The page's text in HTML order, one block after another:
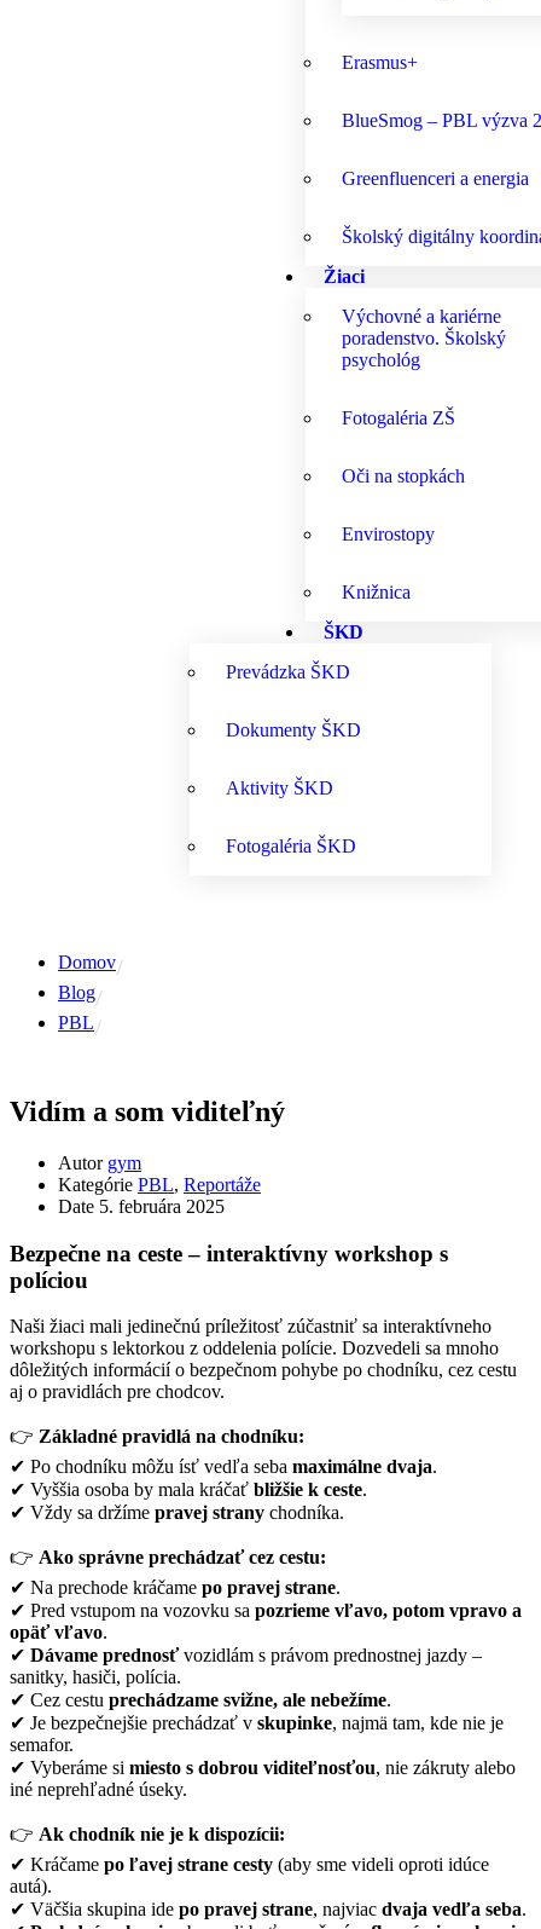
Erasmus+
BlueSmog – PBL výzva
Greenfluenceri a energia
Školský digitálny
Žiaci
Výchovné a kariérne
poradenstvo. Školský
psychológ
Fotogaléria ZŠ
Oči na stopkách
Envirostopy
Knižnica
ŠKD
Prevádzka ŠKD
Dokumenty ŠKD
Aktivity ŠKD
Fotogaléria ŠKD
Domov
Blog
PBL
Vidím a som viditeľný
Autor gym
Kategórie PBL, Reportáže
Date 5. februára 2025
Bezpečne na ceste – interaktívny workshop s
políciou
Naši žiaci mali jedinečnú príležitosť zúčastniť sa interaktívneho
workshopu s lektorkou z oddelenia polície. Dozvedeli sa mnoho
dôležitých informácií o bezpečnom pohybe po chodníku, cez cestu
aj o pravidlách pre chodcov.
👉 Základné pravidlá na chodníku:
✔ Po chodníku môžu ísť vedľa seba maximálne dvaja.
✔ Vyššia osoba by mala kráčať bližšie k ceste.
✔ Vždy sa držíme pravej strany chodníka.
👉 Ako správne prechádzať cez cestu:
✔ Na prechode kráčame po pravej strane.
✔ Pred vstupom na vozovku sa pozrieme vľavo, potom vpravo a
opäť vľavo.
✔ Dávame prednosťvozidlám s právom prednostnej jazdy –
sanitky, hasiči, polícia.
✔ Cez cestu prechádzame svižne, ale nebežíme.
✔ Je bezpečnejšie prechádzať v skupinke, najmä tam, kde nie je
semafor.
✔ Vyberáme si miesto s dobrou viditeľnosťou, nie zákruty alebo
iné neprehľadné úseky.
👉 Ak chodník nie je k dispozícii:
✔ Kráčame po ľavej strane cesty (aby sme videli oproti idúce
autá).
✔ Väčšia skupina ide po pravej strane, najviac dvaja vedľa seba.